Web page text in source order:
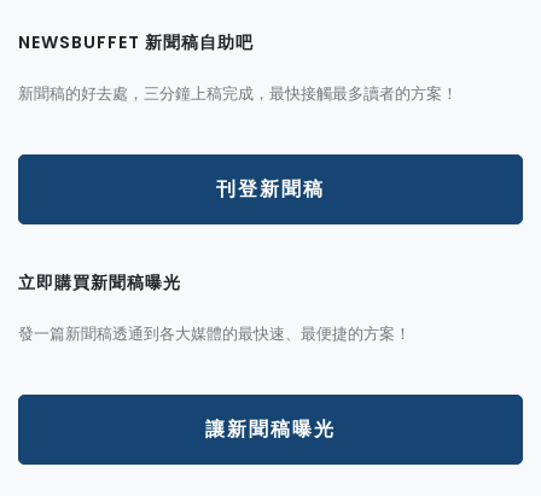
NEWSBUFFET 新聞稿自助吧
新聞稿的好去處，三分鐘上稿完成，最快接觸最多讀者的方案！
刊登新聞稿
立即購買新聞稿曝光
發一篇新聞稿透通到各大媒體的最快速、最便捷的方案！
讓新聞稿曝光